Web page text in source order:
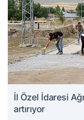
İl Özel İdaresi
artırıyor